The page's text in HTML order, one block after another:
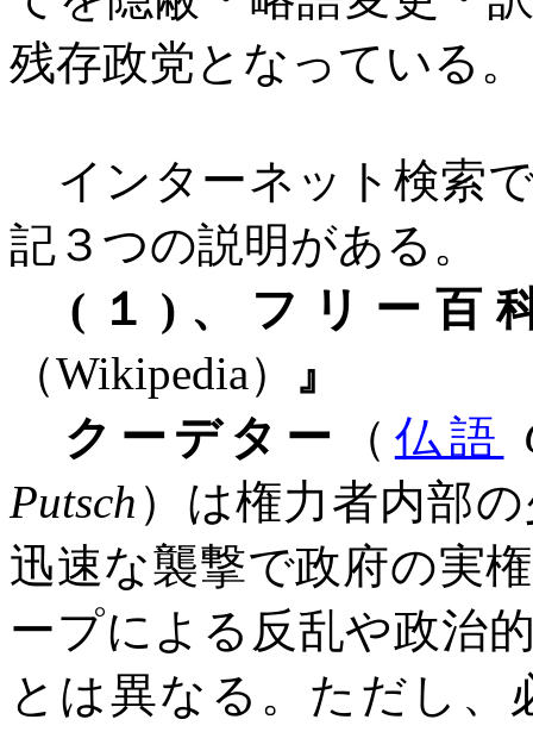
残存政党となっている。
インターネット検索
記３つの説明がある。
( １ ) 、 フリー百
（Wikipedia） 』
クーデター
（ 仏語
Putsch ）は権力者内部
迅速な襲撃で政府の実
ープによる反乱や政治
とは異なる。ただし